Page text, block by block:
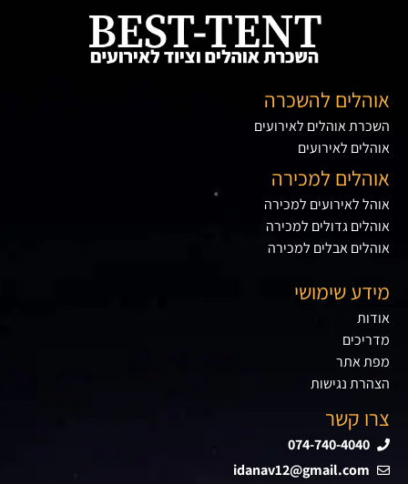
אוהלים להשכרה
השכרת אוהלים לאירועים
אוהלים לאירועים
אוהלים למכירה
אוהל לאירועים למכירה
אוהלים גדולים למכירה
אוהלים אבלים למכירה
מידע שימושי
אודות
מדריכים
מפת אתר
הצהרת נגישות
צרו קשר
074-740-4040
idanav12@gmail.com